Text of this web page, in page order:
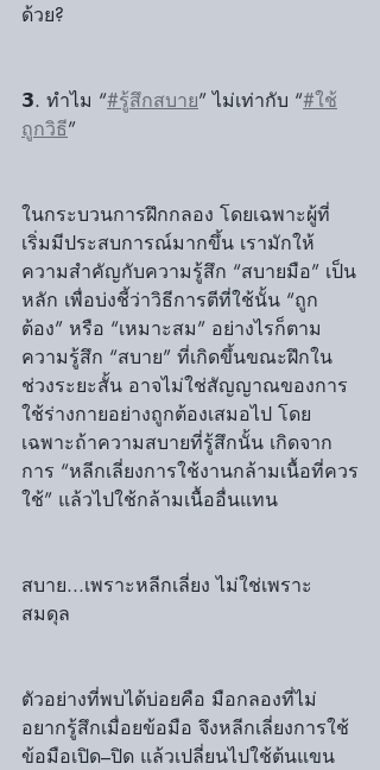
ด้วย?
𝟯. ทำไม “#รู้สึกสบาย” ไม่เท่ากับ “#ใช้
ถูกวิธี”
ในกระบวนการฝึกกลอง โดยเฉพาะผู้ที่
เริ่มมีประสบการณ์มากขึ้น เรามักให้
ความสำคัญกับความรู้สึก “สบายมือ” เป็น
หลัก เพื่อบ่งชี้ว่าวิธีการตีที่ใช้นั้น “ถูก
ต้อง” หรือ “เหมาะสม” อย่างไรก็ตาม
ความรู้สึก “สบาย” ที่เกิดขึ้นขณะฝึกใน
ช่วงระยะสั้น อาจไม่ใช่สัญญาณของการ
ใช้ร่างกายอย่างถูกต้องเสมอไป โดย
เฉพาะถ้าความสบายที่รู้สึกนั้น เกิดจาก
การ “หลีกเลี่ยงการใช้งานกล้ามเนื้อที่ควร
ใช้” แล้วไปใช้กล้ามเนื้ออื่นแทน
สบาย...เพราะหลีกเลี่ยง ไม่ใช่เพราะ
สมดุล
ตัวอย่างที่พบได้บ่อยคือ มือกลองที่ไม่
อยากรู้สึกเมื่อยข้อมือ จึงหลีกเลี่ยงการใช้
ข้อมือเปิด–ปิด แล้วเปลี่ยนไปใช้ต้นแขน